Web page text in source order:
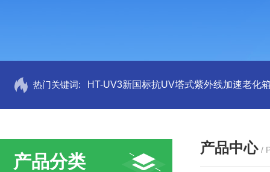
热门关键词: HT-UV3新国标抗UV塔式紫外线加速老化
产品分类
产品中心 /